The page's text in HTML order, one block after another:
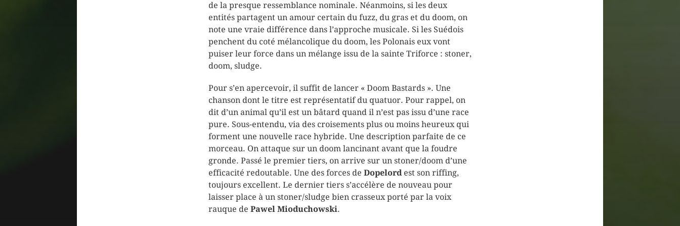
de la presque ressemblance nominale. Néanmoins, si les deux
entités partagent un amour certain du fuzz, du gras et du doom, on
note une vraie différence dans l’approche musicale. Si les Suédois
penchent du coté mélancolique du doom, les Polonais eux vont
puiser leur force dans un mélange issu de la sainte Triforce : stoner,
doom, sludge.
Pour s’en apercevoir, il suffit de lancer « Doom Bastards ». Une
chanson dont le titre est représentatif du quatuor. Pour rappel, on
dit d’un animal qu’il est un bâtard quand il n’est pas issu d’une race
pure. Sous-entendu, via des croisements plus ou moins heureux qui
forment une nouvelle race hybride. Une description parfaite de ce
morceau. On attaque sur un doom lancinant avant que la foudre
gronde. Passé le premier tiers, on arrive sur un stoner/doom d’une
efficacité redoutable. Une des forces de Dopelordest son riffing,
toujours excellent. Le dernier tiers s’accélère de nouveau pour
laisser place à un stoner/sludge bien crasseux porté par la voix
rauque de Pawel Mioduchowski.